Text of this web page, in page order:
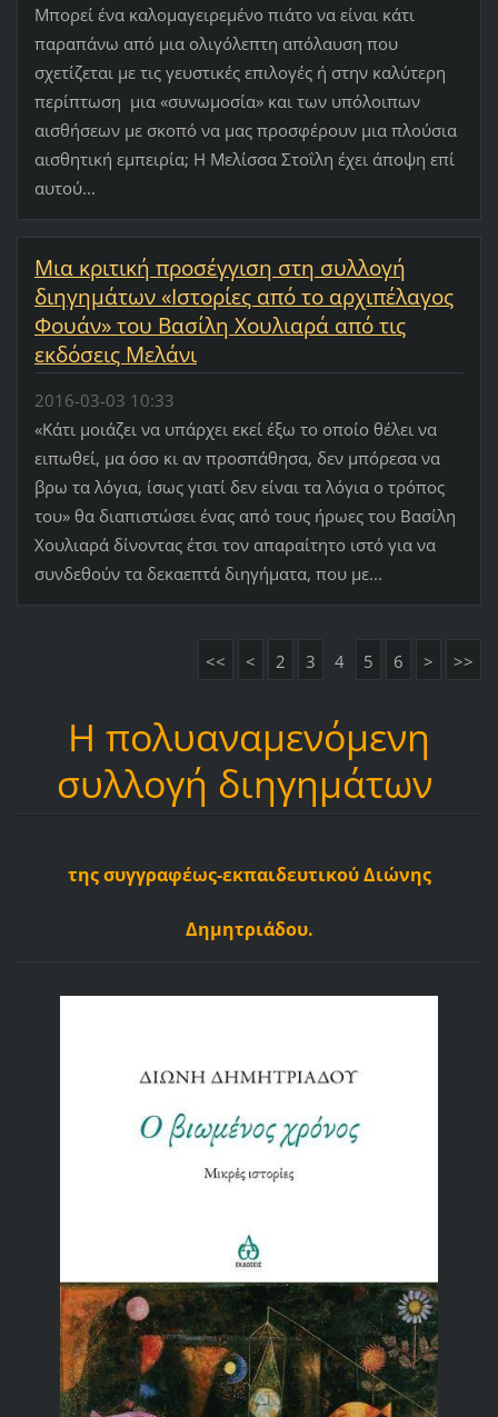
Μπορεί ένα καλομαγειρεμένο πιάτο να είναι κάτι
παραπάνω από μια ολιγόλεπτη απόλαυση που
σχετίζεται με τις γευστικές επιλογές ή στην καλύτερη
περίπτωση μια «συνωμοσία» και των υπόλοιπων
αισθήσεων με σκοπό να μας προσφέρουν μια πλούσια
αισθητική εμπειρία; Η Μελίσσα Στοΐλη έχει άποψη επί
αυτού...
Μια κριτική προσέγγιση στη συλλογή
διηγημάτων «Ιστορίες από το αρχιπέλαγος
Φουάν» του Βασίλη Χουλιαρά από τις
εκδόσεις Μελάνι
2016-03-03 10:33
«Κάτι μοιάζει να υπάρχει εκεί έξω το οποίο θέλει να
ειπωθεί, μα όσο κι αν προσπάθησα, δεν μπόρεσα να
βρω τα λόγια, ίσως γιατί δεν είναι τα λόγια ο τρόπος
του» θα διαπιστώσει ένας από τους ήρωες του Βασίλη
Χουλιαρά δίνοντας έτσι τον απαραίτητο ιστό για να
συνδεθούν τα δεκαεπτά διηγήματα, που με...
<< < 2 3 4 5 6 > >>
Η πολυαναμενόμενη
συλλογή διηγημάτων
της συγγραφέως-εκπαιδευτικού Διώνης
Δημητριάδου.